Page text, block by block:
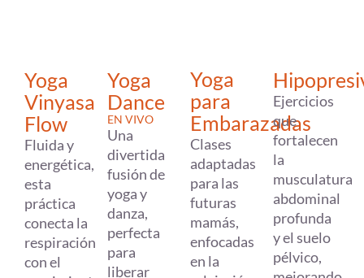
Yoga
Vinyasa
Flow
Fluida y
energética,
esta
práctica
conecta la
respiración
con el
Yoga
Dance
EN VIVO
Una
divertida
fusión de
yoga y
danza,
perfecta
para
liberar
Yoga
para
Embarazadas
Clases
adaptadas
para las
futuras
mamás,
enfocadas
en la
Ejercicios
que
fortalecen
la
musculatura
abdominal
profunda
y el suelo
pélvico,